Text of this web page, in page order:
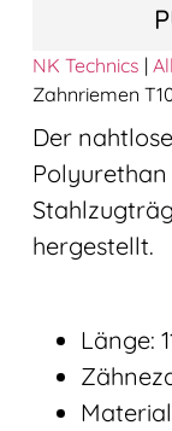
NK Technics |
Zahnriemen
Der
hergestellt.
Länge: